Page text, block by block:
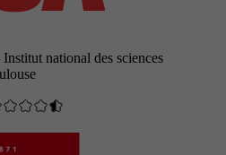
national des sciences